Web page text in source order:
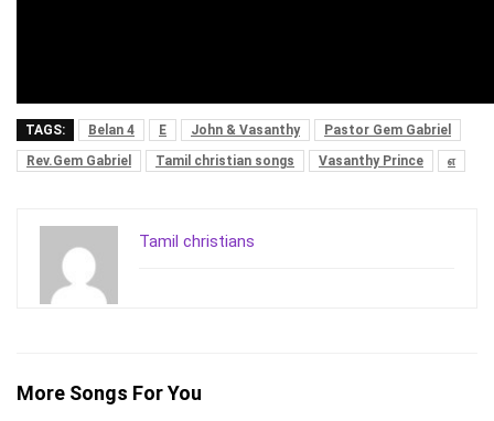
TAGS: Belan 4 E John & Vasanthy
Pastor Gem Gabriel
Rev.Gem Gabriel
Tamil christian songs Vasanthy Prince எ
Tamil christians
More Songs For You